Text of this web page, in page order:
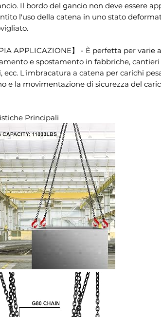
Il bordo del gancio non deve essere
l'uso della catena in uno stato
APPLICAZIONE】 - È perfetta per varie
e spostamento in fabbriche,
ecc. L'imbracatura a catena per carichi
e la movimentazione di sicurezza del
Principali